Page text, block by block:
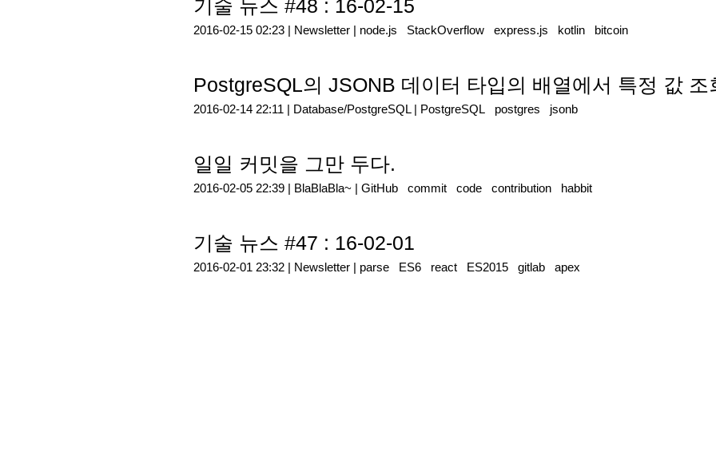
기술 뉴스 #48 : 16-02-15
2016-02-15 02:23 | Newsletter | node.js StackOverflow express.js kotlin bitcoin
PostgreSQL의 JSONB 데이터 타입의 배열에서 특정 값 조
2016-02-14 22:11 | Database/PostgreSQL| PostgreSQL postgres jsonb
일일 커밋을 그만 두다.
2016-02-05 22:39 | BlaBlaBla~ | GitHub commit code contribution habbit
기술 뉴스 #47 : 16-02-01
2016-02-01 23:32 | Newsletter | parse ES6 react ES2015 gitlab apex